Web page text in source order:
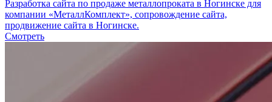
Разработка сайта по продаже металлопроката в Ногинске для
компании «МеталлКомплект», сопровождение сайта,
продвижение сайта в Ногинске.
Смотреть